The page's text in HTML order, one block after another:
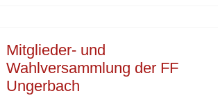
Mitglieder- und
Wahlversammlung der FF
Ungerbach